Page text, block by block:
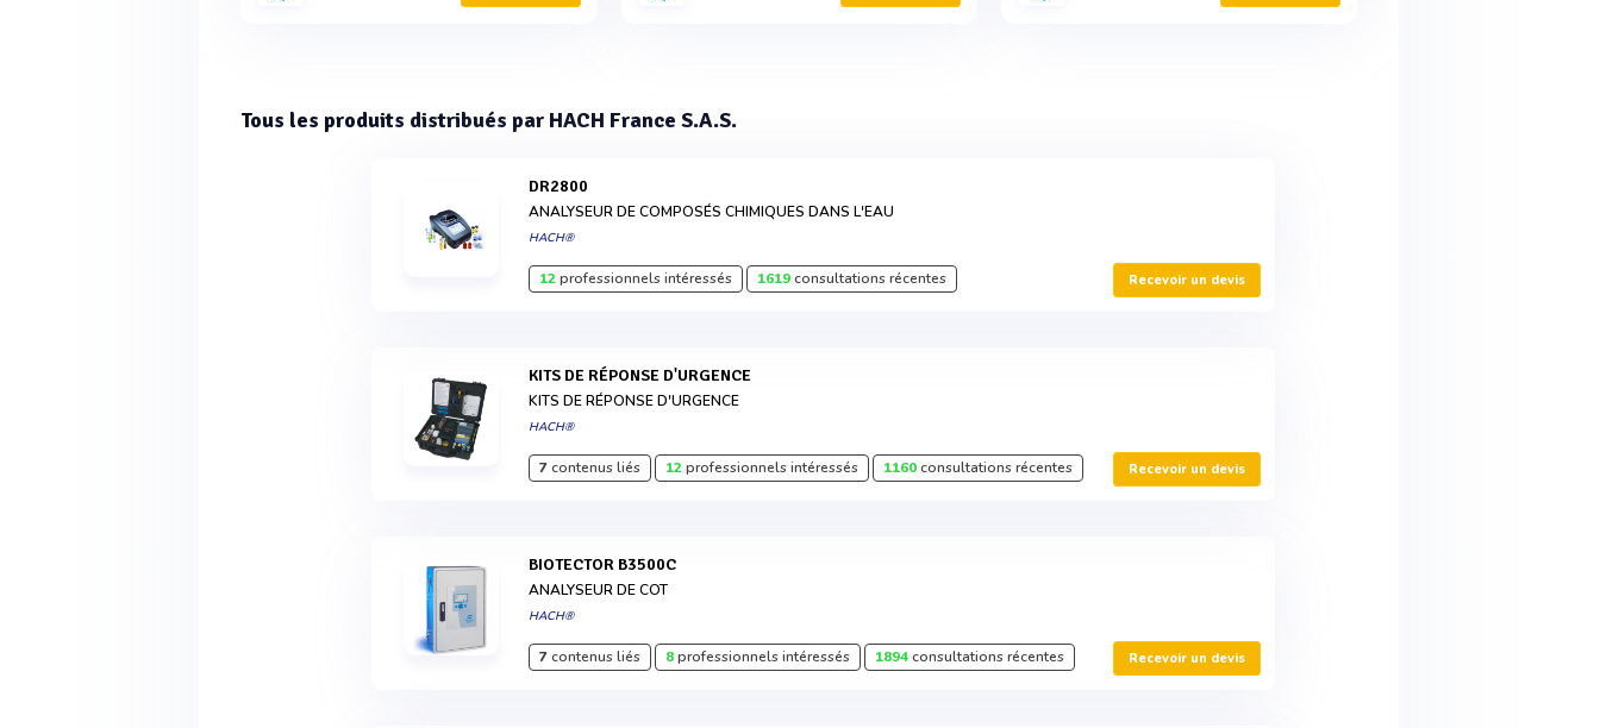
Tous les produits distribués par HACH France S.A.S.
DR2800
ANALYSEUR DE COMPOSÉS CHIMIQUES DANS L'EAU
HACH®
12professionnels intéressés 1619consultations récentes Recevoir un devis
KITS DE RÉPONSE D'URGENCE
KITS DE RÉPONSE D'URGENCE
HACH®
7contenus liés 12professionnels intéressés 1160consultations récentes Recevoir un devis
BIOTECTOR B3500C
ANALYSEUR DE COT
HACH®
7contenus liés 8professionnels intéressés 1894consultations récentes Recevoir un devis